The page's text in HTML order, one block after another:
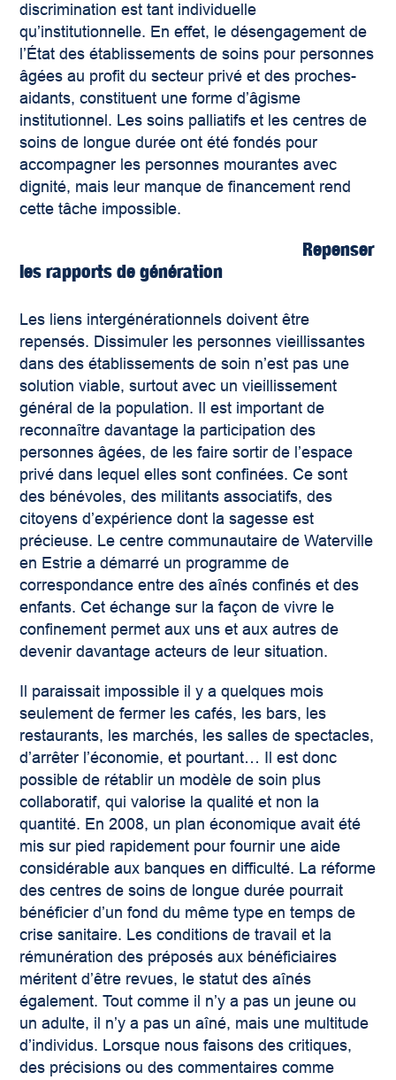
discrimination est tant individuelle
qu’institutionnelle. En effet, le désengagement de
l’État des établissements de soins pour personnes
âgées au profit du secteur privé et des proches-
aidants, constituent une forme d’âgisme
institutionnel. Les soins palliatifs et les centres de
soins de longue durée ont été fondés pour
accompagner les personnes mourantes avec
dignité, mais leur manque de financement rend
cette tâche impossible.
Repenser
les rapports de génération
Les liens intergénérationnels doivent être
repensés. Dissimuler les personnes vieillissantes
dans des établissements de soin n’est pas une
solution viable, surtout avec un vieillissement
général de la population. Il est important de
reconnaître davantage la participation des
personnes âgées, de les faire sortir de l’espace
privé dans lequel elles sont confinées. Ce sont
des bénévoles, des militants associatifs, des
citoyens d’expérience dont la sagesse est
précieuse. Le centre communautaire de Waterville
en Estrie a démarré un programme de
correspondance entre des aînés confinés et des
enfants. Cet échange sur la façon de vivre le
confinement permet aux uns et aux autres de
devenir davantage acteurs de leur situation.
Il paraissait impossible il y a quelques mois
seulement de fermer les cafés, les bars, les
restaurants, les marchés, les salles de spectacles,
d’arrêter l’économie, et pourtant… Il est donc
possible de rétablir un modèle de soin plus
collaboratif, qui valorise la qualité et non la
quantité. En 2008, un plan économique avait été
mis sur pied rapidement pour fournir une aide
considérable aux banques en difficulté. La réforme
des centres de soins de longue durée pourrait
bénéficier d’un fond du même type en temps de
crise sanitaire. Les conditions de travail et la
rémunération des préposés aux bénéficiaires
méritent d’être revues, le statut des aînés
également. Tout comme il n’y a pas un jeune ou
un adulte, il n’y a pas un aîné, mais une multitude
d’individus. Lorsque nous faisons des critiques,
des précisions ou des commentaires comme